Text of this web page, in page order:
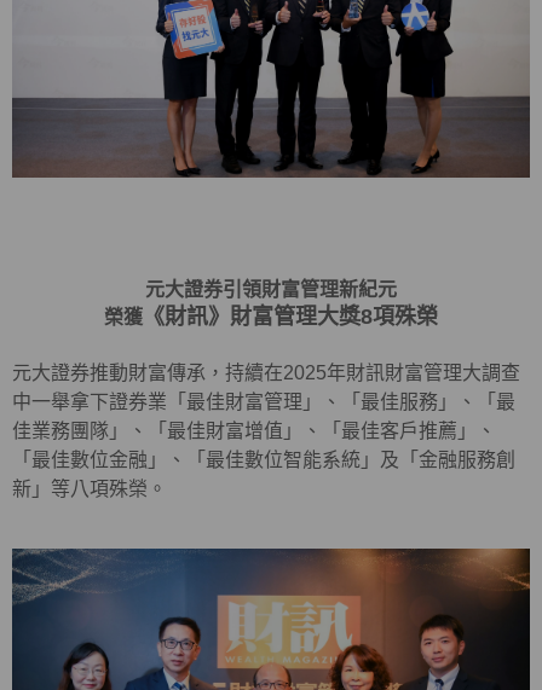
元大證券引領財富管理新紀元
榮獲 《財訊》財富管理大獎8項殊榮
元大證券推動財富傳承，持續在2025年財訊財富管理大調查
中一舉拿下證券業「最佳財富管理」、「最佳服務」、「最
佳業務團隊」、「最佳財富增值」、「最佳客戶推薦」、
「最佳數位金融」、「最佳數位智能系統」及「金融服務創
新」等八項殊榮。